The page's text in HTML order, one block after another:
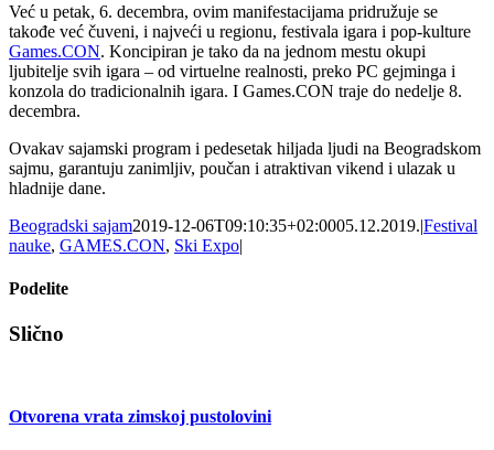
Već u petak, 6. decembra, ovim manifestacijama pridružuje se
takođe već čuveni, i najveći u regionu, festivala igara i pop-kulture
Games.CON. Koncipiran je tako da na jednom mestu okupi
ljubitelje svih igara – od virtuelne realnosti, preko PC gejminga i
konzola do tradicionalnih igara. I Games.CON traje do nedelje 8.
decembra.
Ovakav sajamski program i pedesetak hiljada ljudi na Beogradskom
sajmu, garantuju zanimljiv, poučan i atraktivan vikend i ulazak u
hladnije dane.
Beogradski sajam2019-12-06T09:10:35+02:0005.12.2019.|Festival
nauke, GAMES.CON, Ski Expo|
Podelite
Facebook
X
Tumblr
Pinterest
Email
Slično
Otvorena vrata zimskoj pustolovini